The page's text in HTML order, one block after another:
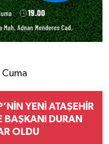
YENİ ATAŞEHİR
BAŞKANI DURAN
OLDU